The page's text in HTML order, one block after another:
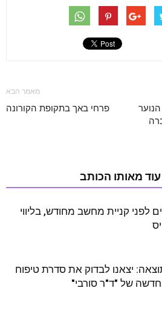
מאמר הבא
פרחי באך בתקופת הקורונה
עוד מאותו הכותב
לפני קניית מחשב מחודש, בליווי
יצאנו לבדוק את סדרת טיפוח
של "ד"ר סורבי"